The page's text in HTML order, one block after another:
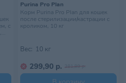
с
Purina Pro Plan
Корм Purina Pro Plan для кошек
после стерилизации/кастрации с
кроликом, 10 кг
Вес: 10 кг
299,90 р. 381,89 р.